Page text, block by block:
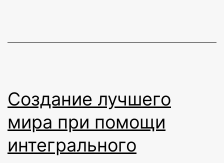
Создание лучшего
мира при помощи
интегрального